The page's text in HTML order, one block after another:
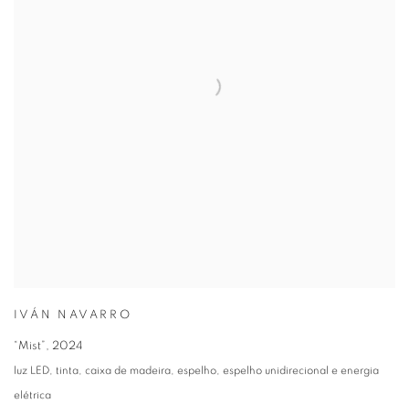
IVÁN NAVARRO
“Mist” , 2024
luz LED, tinta, caixa de madeira, espelho, espelho unidirecional e energia
elétrica